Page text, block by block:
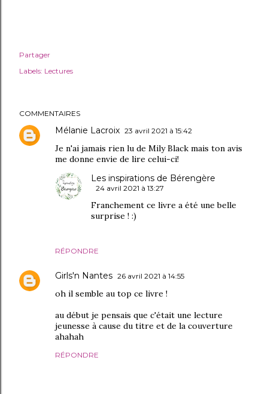
Partager
Labels: Lectures
COMMENTAIRES
Mélanie Lacroix 23 avril 2021 à 15:42
Je n'ai jamais rien lu de Mily Black mais ton avis
me donne envie de lire celui-ci!
RÉPONDRE
Les inspirations de Bérengère
24 avril 2021 à 13:27
Franchement ce livre a été une belle
surprise ! :)
Girls'n Nantes 26 avril 2021 à 14:55
oh il semble au top ce livre !
au début je pensais que c'était une lecture
jeunesse à cause du titre et de la couverture
ahahah
RÉPONDRE